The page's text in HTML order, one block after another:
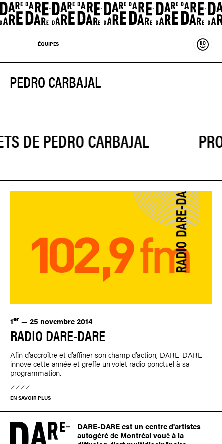
ÉQUIPES
PEDRO CARBAJAL
RADIO DARE-DARE
1er — 25 novembre 2014
Afin d’accroître et d’affiner son champ d’action, DARE-DARE
innove cette année et greffe un volet radio ponctuel à sa
programmation.
EN SAVOIR PLUS
DARE-DARE est un centre d'artistes
autogéré de Montréal voué à la